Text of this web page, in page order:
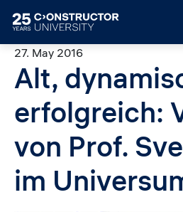
27. May 2016
Alt,
erfolgreich:
von Prof.
im